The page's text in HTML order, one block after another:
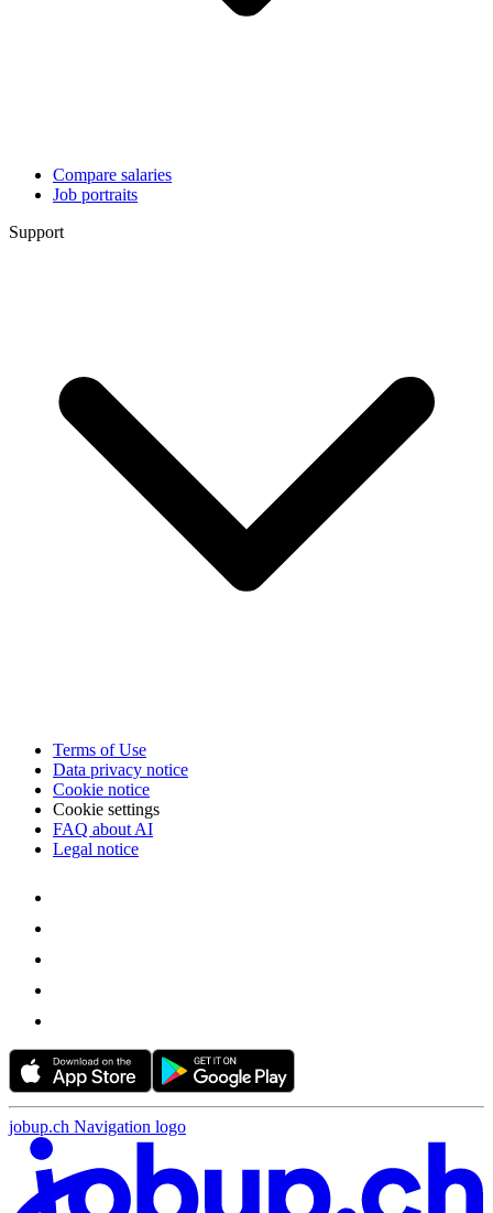
Compare salaries
Job portraits
Support
Terms of Use
Data privacy notice
Cookie notice
Cookie settings
FAQ about AI
Legal notice
jobup.ch Navigation logo